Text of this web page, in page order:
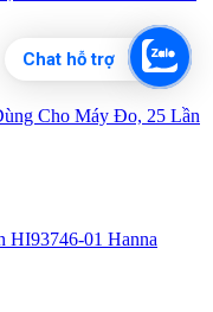
Cho Máy Đo, 25 Lần
HI93746-01 Hanna
Chat hỗ trợ